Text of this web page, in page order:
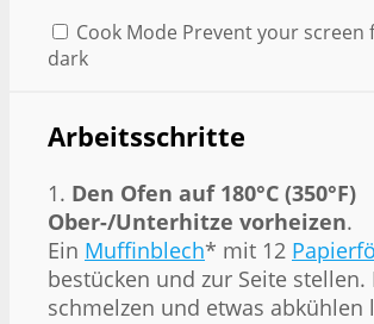
Cook Mode Prevent your screen
dark
Arbeitsschritte
1. Den Ofen auf 180°C (350°F)
Ober-/Unterhitze vorheizen.
Ein Muffinblech* mit 12
bestücken und zur Seite
schmelzen und etwas abkühlen